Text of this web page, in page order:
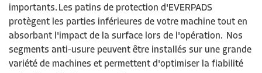
importants. Les patins de protection d'EVERPADS
protègent les parties inférieures de votre machine tout en
absorbant l'impact de la surface lors de l'opération. Nos
segments anti-usure peuvent être installés sur une grande
variété de machines et permettent d'optimiser la fiabilité